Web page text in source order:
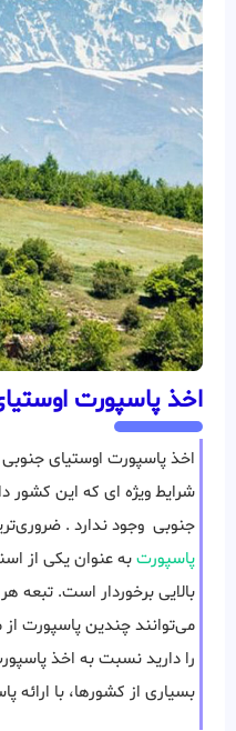
اخذ پاسپورت
اخذ پاسپورت اوستیای
شرایط ویژه ای که این کشور
جنوبی وجود ندارد .
پاسپورتبه عنوان یکی از
بالایی برخوردار است. تبعه
می‌توانند چندین پاسپورت
را دارید نسبت به اخذ
بسیاری از کشورها، با ارائه